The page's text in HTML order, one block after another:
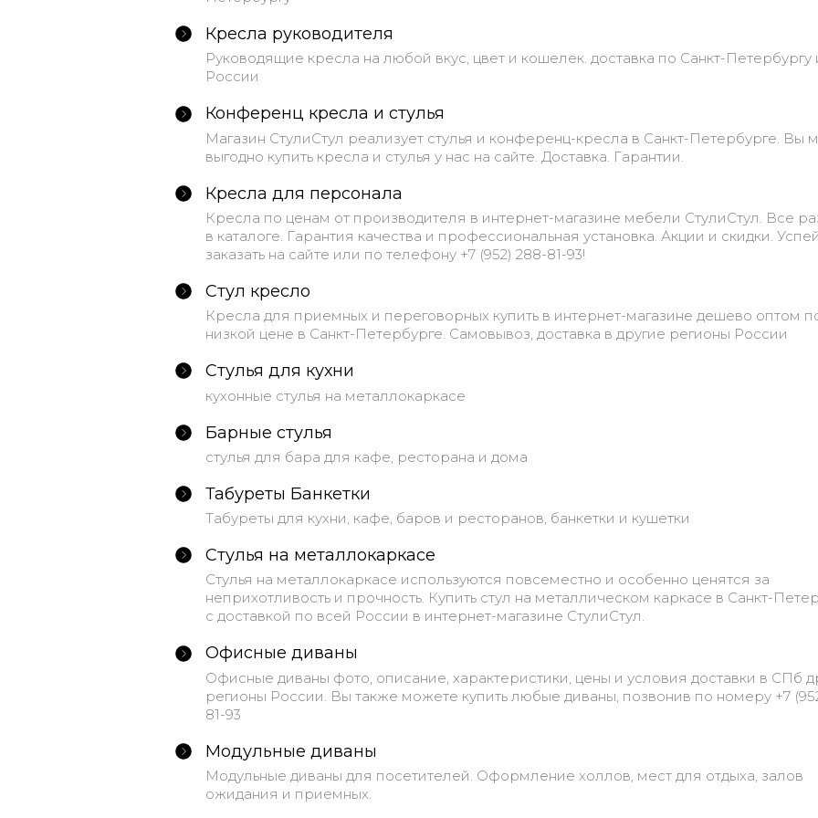
Кресла руководителя
Руководящие кресла на любой вкус, цвет и кошелек. доставка по Санкт-Петербургу
России
Конференц кресла и стулья
Магазин СтулиСтул реализует стулья и конференц-кресла в Санкт-Петербурге. Вы
выгодно купить кресла и стулья у нас на сайте. Доставка. Гарантии.
Кресла для персонала
Кресла по ценам от производителя в интернет-магазине мебели СтулиСтул. Все
в каталоге. Гарантия качества и профессиональная установка. Акции и скидки.
заказать на сайте или по телефону +7 (952) 288-81-93!
Стул кресло
Кресла для приемных и переговорных купить в интернет-магазине дешево оптом
низкой цене в Санкт-Петербурге. Самовывоз, доставка в другие регионы России
Стулья для кухни
кухонные стулья на металлокаркасе
Барные стулья
стулья для бара для кафе, ресторана и дома
Табуреты Банкетки
Табуреты для кухни, кафе, баров и ресторанов, банкетки и кушетки
Стулья на металлокаркасе
Стулья на металлокаркасе используются повсеместно и особенно ценятся за
неприхотливость и прочность. Купить стул на металлическом каркасе в Санкт-
с доставкой по всей России в интернет-магазине СтулиСтул.
Офисные диваны
Офисные диваны фото, описание, характеристики, цены и условия доставки в СПб
регионы России. Вы также можете купить любые диваны, позвонив по номеру +7
81-93
Модульные диваны
Модульные диваны для посетителей. Оформление холлов, мест для отдыха, залов
ожидания и приемных.